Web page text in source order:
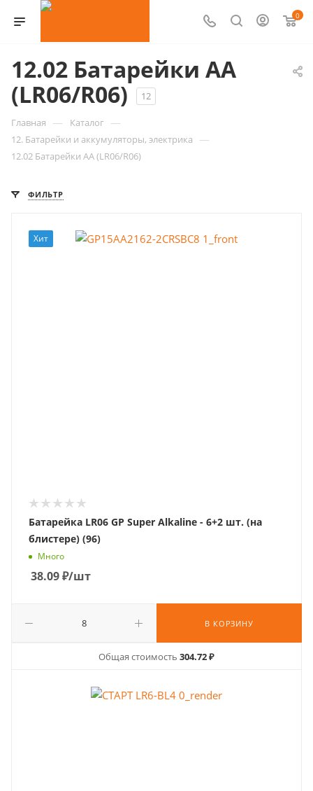
0
12.02 Батарейки AA
(LR06/R06)
12
Главная — Каталог —
12. Батарейки и аккумуляторы, электрика —
12.02 Батарейки AA (LR06/R06)
ФИЛЬТР
Хит
Батарейка LR06 GP Super Alkaline - 6+2 шт. (на
блистере) (96)
Много
38.09₽/шт
В КОРЗИНУ
Общая стоимость 304.72 ₽